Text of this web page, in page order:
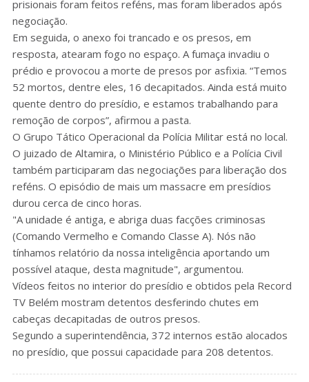
prisionais foram feitos reféns, mas foram liberados após
negociação.
Em seguida, o anexo foi trancado e os presos, em
resposta, atearam fogo no espaço. A fumaça invadiu o
prédio e provocou a morte de presos por asfixia. “Temos
52 mortos, dentre eles, 16 decapitados. Ainda está muito
quente dentro do presídio, e estamos trabalhando para
remoção de corpos”, afirmou a pasta.
O Grupo Tático Operacional da Polícia Militar está no local.
O juizado de Altamira, o Ministério Público e a Polícia Civil
também participaram das negociações para liberação dos
reféns. O episódio de mais um massacre em presídios
durou cerca de cinco horas.
"A unidade é antiga, e abriga duas facções criminosas
(Comando Vermelho e Comando Classe A). Nós não
tínhamos relatório da nossa inteligência aportando um
possível ataque, desta magnitude", argumentou.
Vídeos feitos no interior do presídio e obtidos pela Record
TV Belém mostram detentos desferindo chutes em
cabeças decapitadas de outros presos.
Segundo a superintendência, 372 internos estão alocados
no presídio, que possui capacidade para 208 detentos.